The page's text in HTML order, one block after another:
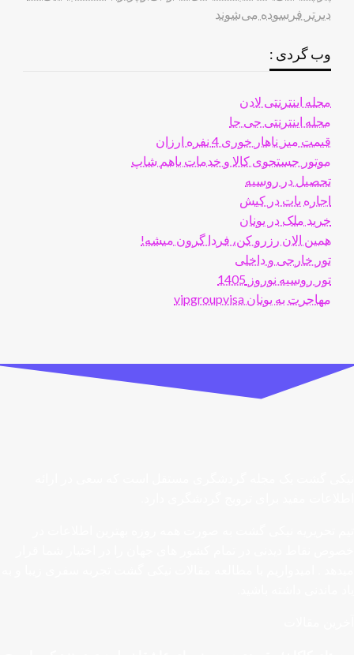
دیرتر فرسوده می‌شوند
وب گردی :
مجله اینترنتی لادن
مجله اینترنتی جی جا
قیمت میز ناهار خوری 4 نفره ارزان
موتور جستجوی کالا و خدمات باهم شاپ
تحصیل در روسیه
اجاره یات در کیش
خرید ملک در یونان
همین الان رزرو کن، فردا گرون میشه!
تور خارجی و داخلی
تور روسیه نوروز 1405
مهاجرت به یونان vipgroupvisa